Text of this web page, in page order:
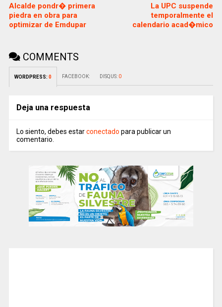
Alcalde pondr� primera
piedra en obra para
optimizar de Emdupar
La UPC suspende
temporalmente el
calendario acad�mico
COMMENTS
WORDPRESS: 0 FACEBOOK: DISQUS: 0
Deja una respuesta
Lo siento, debes estarconectado para publicar un
comentario.